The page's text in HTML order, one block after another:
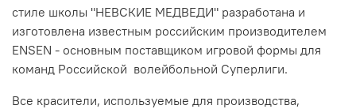
стиле школы "НЕВСКИЕ МЕДВЕДИ" разработана и
изготовлена известным российским производителем
ENSEN - основным поставщиком игровой формы для
команд Российской волейбольной Суперлиги.
Все красители, используемые для производства,